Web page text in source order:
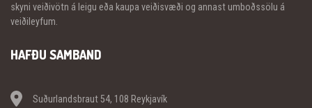
skyni veiðivötn á leigu eða kaupa veiðisvæði og annast umboðssölu á
veiðileyfum.
HAFÐU SAMBAND
Suðurlandsbraut 54, 108 Reykjavík